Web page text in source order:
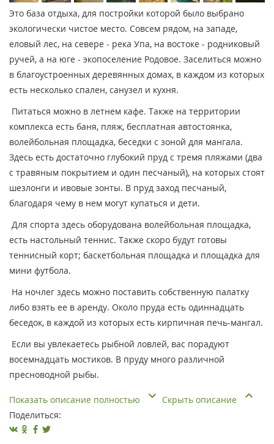
Это база отдыха, для постройки которой было выбрано
экологически чистое место. Совсем рядом, на западе,
еловый лес, на севере - река Упа, на востоке - родниковый
ручей, а на юге - экопоселение Родовое. Заселиться можно
в благоустроенных деревянных домах, в каждом из которых
есть несколько спален, санузел и кухня.
Питаться можно в летнем кафе. Также на территории
комплекса есть баня, пляж, бесплатная автостоянка,
волейбольная площадка, беседки с зоной для мангала.
Здесь есть достаточно глубокий пруд с тремя пляжами (два
с травяным покрытием и один песчаный), на которых стоят
шезлонги и ивовые зонты. В пруд заход песчаный,
благодаря чему в нем могут купаться и дети.
Для спорта здесь оборудована волейбольная площадка,
есть настольный теннис. Также скоро будут готовы
теннисный корт; баскетбольная площадка и площадка для
мини футбола.
На ночлег здесь можно поставить собственную палатку
либо взять ее в аренду. Около пруда есть одиннадцать
беседок, в каждой из которых есть кирпичная печь-мангал.
Если вы увлекаетесь рыбной ловлей, вас порадуют
восемнадцать мостиков. В пруду много различной
пресноводной рыбы.
Показать описание полностью
Скрыть описание
Поделиться: